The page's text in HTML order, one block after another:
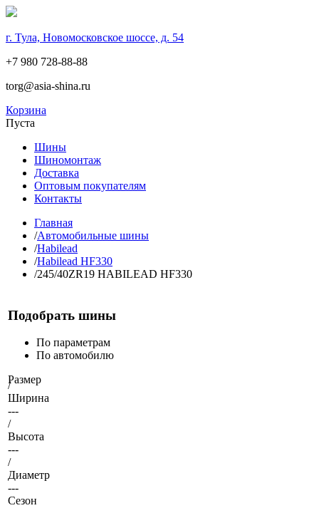
г. Тула, Новомосковское шоссе, д. 54
+7 980 728-88-88
torg@asia-shina.ru
Корзина
Пуста
Шины
Шиномонтаж
Доставка
Оптовым покупателям
Контакты
Главная
/Автомобильные шины
/Habilead
/Habilead HF330
/245/40ZR19 HABILEAD HF330
Подобрать шины
По параметрам
По автомобилю
Размер
/
Ширина
---
/
Высота
---
/
Диаметр
---
Сезон